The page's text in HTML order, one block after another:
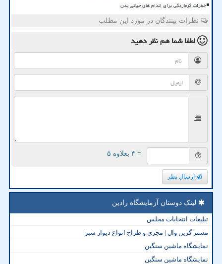
خطرات گرمازدگی برای اندام های حیاتی بدن
نظرات بینندگان در مورد این مطلب
لطفا شما همنظر دهید
= ۴ بعلاوه ۵
ارسال نظر
لینک دوستان آزمایشگاه رادین
تبلیغات انتخابات مجلس
مستر گرین وال | مجری و طراح انواع دیوار سبز
نمایشگاه ماشین سنگین
نمایشگاه ماشین سنگین